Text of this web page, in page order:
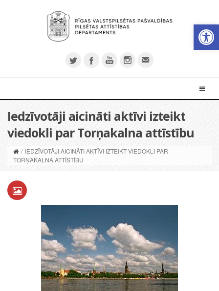
Iedzīvotāji aicināti aktīvi izteikt
viedokli par Torņakalna attīstību
/ IEDZĪVOTĀJI AICINĀTI AKTĪVI IZTEIKT VIEDOKLI PAR
TORŅAKALNA ATTĪSTĪBU